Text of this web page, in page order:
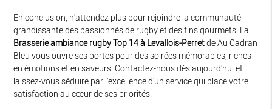
En conclusion, n'attendez plus pour rejoindre la communauté
grandissante des passionnés de rugby et des fins gourmets. La
Brasserie ambiance rugby Top 14 à Levallois-Perretde Au Cadran
Bleu vous ouvre ses portes pour des soirées mémorables, riches
en émotions et en saveurs. Contactez-nous dès aujourd'hui et
laissez-vous séduire par l'excellence d'un service qui place votre
satisfaction au cœur de ses priorités.